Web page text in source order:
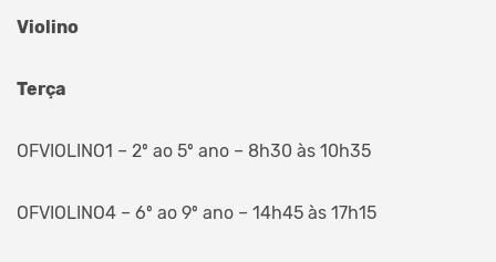
Violino
Terça
OFVIOLINO1 – 2º ao 5º ano – 8h30 às 10h35
OFVIOLINO4 – 6º ao 9º ano – 14h45 às 17h15